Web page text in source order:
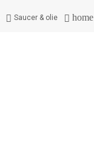
home

Saucer & olie
